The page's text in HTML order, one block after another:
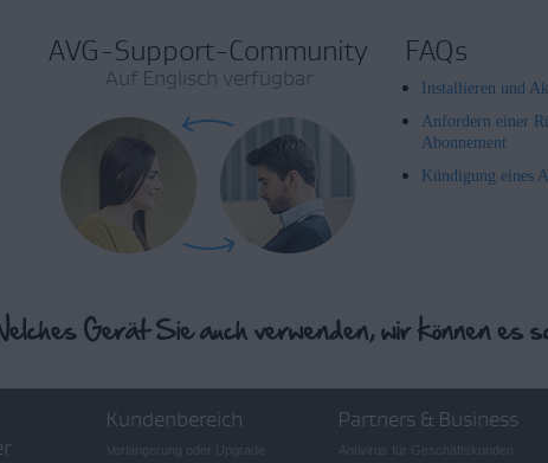
AVG-Support-Community
Auf Englisch verfügbar
FAQs
Installieren und
Anfordern einer
Abonnement
Kündigung eines
Kundenbereich Partners & Business